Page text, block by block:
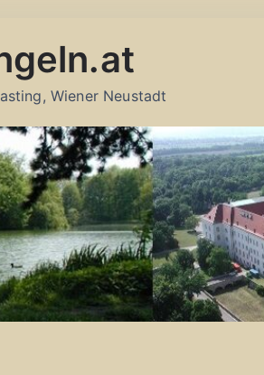
Wiener Neustadt